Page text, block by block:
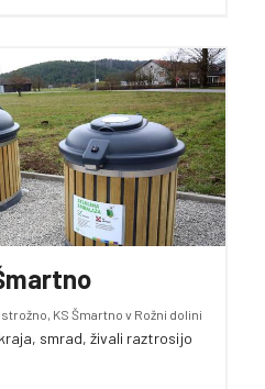
KS Šmartno v Rožni dolini
smrad, živali raztrosijo